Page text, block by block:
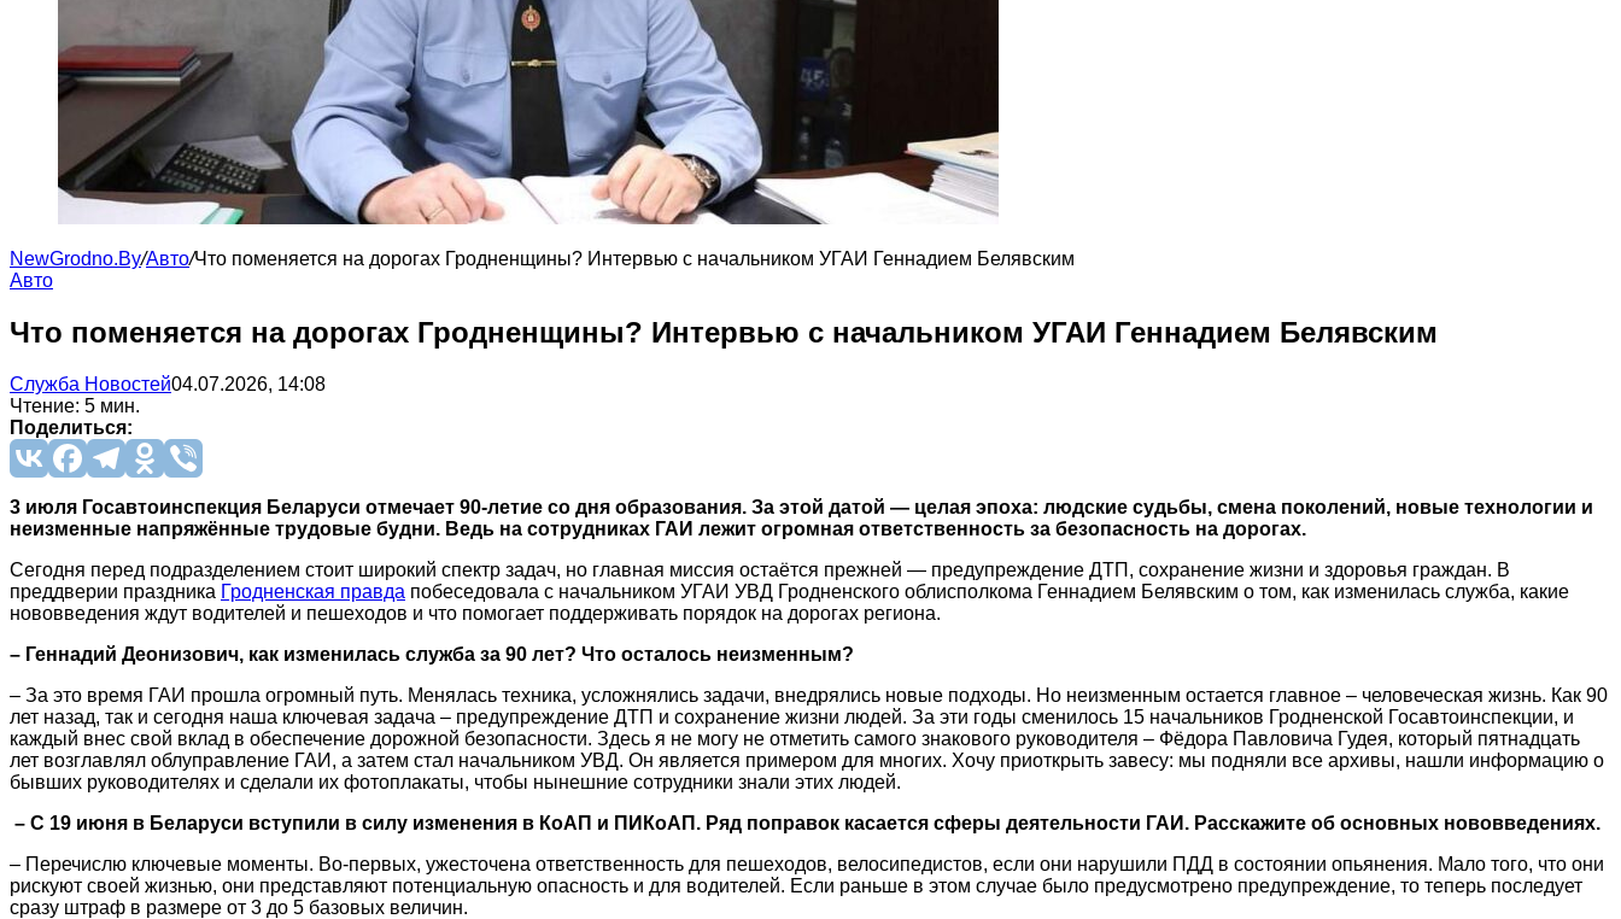
NewGrodno.By/Авто/Что поменяется на дорогах Гродненщины? Интервью с начальником УГАИ Геннадием Белявским
Авто
Что поменяется на дорогах Гродненщины? Интервью с начальником УГАИ Геннадием Белявским
Служба Новостей04.07.2026, 14:08
Чтение: 5 мин.
Поделиться:
3 июля Госавтоинспекция Беларуси отмечает 90-летие со дня образования. За этой датой — целая эпоха: людские судьбы, смена поколений, новые технологии и
неизменные напряжённые трудовые будни. Ведь на сотрудниках ГАИ лежит огромная ответственность за безопасность на дорогах.
Сегодня перед подразделением стоит широкий спектр задач, но главная миссия остаётся прежней — предупреждение ДТП, сохранение жизни и здоровья граждан. В
преддверии праздника Гродненская правда побеседовала с начальником УГАИ УВД Гродненского облисполкома Геннадием Белявским о том, как изменилась служба, какие
нововведения ждут водителей и пешеходов и что помогает поддерживать порядок на дорогах региона.
– Геннадий Деонизович, как изменилась служба за 90 лет? Что осталось неизменным?
– За это время ГАИ прошла огромный путь. Менялась техника, усложнялись задачи, внедрялись новые подходы. Но неизменным остается главное – человеческая жизнь. Как 90
лет назад, так и сегодня наша ключевая задача – предупреждение ДТП и сохранение жизни людей. За эти годы сменилось 15 начальников Гродненской Госавтоинспекции, и
каждый внес свой вклад в обеспечение дорожной безопасности. Здесь я не могу не отметить самого знакового руководителя – Фёдора Павловича Гудея, который пятнадцать
лет возглавлял облуправление ГАИ, а затем стал начальником УВД. Он является примером для многих. Хочу приоткрыть завесу: мы подняли все архивы, нашли информацию о
бывших руководителях и сделали их фотоплакаты, чтобы нынешние сотрудники знали этих людей.
– С 19 июня в Беларуси вступили в силу изменения в КоАП и ПИКоАП. Ряд поправок касается сферы деятельности ГАИ. Расскажите об основных нововведениях.
– Перечислю ключевые моменты. Во-первых, ужесточена ответственность для пешеходов, велосипедистов, если они нарушили ПДД в состоянии опьянения. Мало того, что они
рискуют своей жизнью, они представляют потенциальную опасность и для водителей. Если раньше в этом случае было предусмотрено предупреждение, то теперь последует
сразу штраф в размере от 3 до 5 базовых величин.